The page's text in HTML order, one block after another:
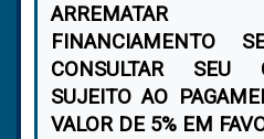
ARREMATAR
FINANCIAMENTO
CONSULTAR SEU
SUJEITO AO
VALOR DE 5% EM